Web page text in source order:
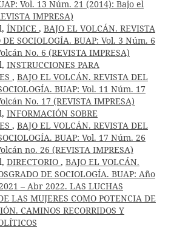
Vol. 13 Núm. 21 (2014): Bajo el
IMPRESA)
ÍNDICE , BAJO EL VOLCÁN. REVISTA
DE SOCIOLOGÍA. BUAP: Vol. 3 Núm. 6
No. 6 (REVISTA IMPRESA)
INSTRUCCIONES PARA
, BAJO EL VOLCÁN. REVISTA DEL
BUAP: Vol. 11 Núm. 17
No. 17 (REVISTA IMPRESA)
INFORMACIÓN SOBRE
, BAJO EL VOLCÁN. REVISTA DEL
BUAP: Vol. 17 Núm. 26
no. 26 (REVISTA IMPRESA)
DIRECTORIO , BAJO EL VOLCÁN.
DE SOCIOLOGÍA. BUAP: Año
– Abr 2022. LAS LUCHAS
LAS MUJERES COMO POTENCIA DE
CAMINOS RECORRIDOS Y